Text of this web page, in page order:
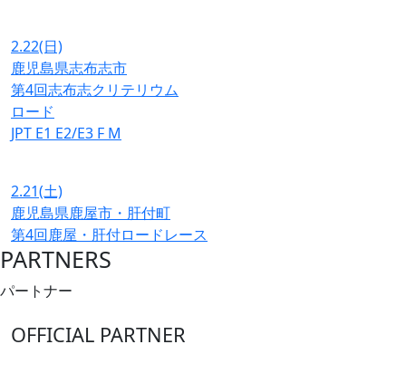
2.22(日)
鹿児島県志布志市
第4回志布志クリテリウム
ロード
JPT E1 E2/E3 F M
2.21(土)
鹿児島県鹿屋市・肝付町
第4回鹿屋・肝付ロードレース
PARTNERS
パートナー
OFFICIAL PARTNER